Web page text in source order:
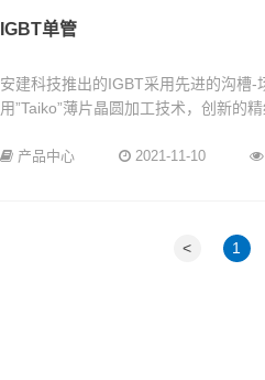
IGBT单管
安建科技推出的IGBT采用先进的沟槽
用”Taiko”薄片晶圆加工技术，创新的
产品中心 2021-11-10
< 1